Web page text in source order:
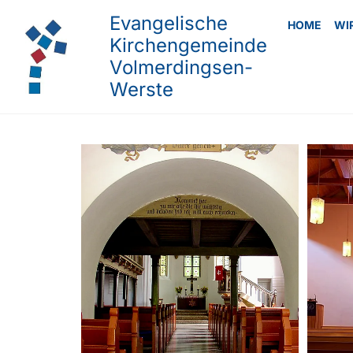
Evangelische
Kirchengemeinde
Volmerdingsen-
Werste
HOME